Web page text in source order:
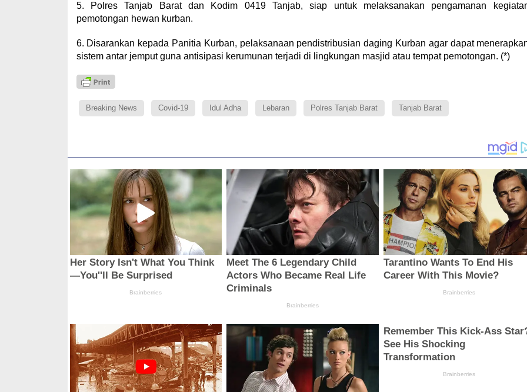
5. Polres Tanjab Barat dan Kodim 0419 Tanjab, siap untuk melaksanakan pengamanan
pemotongan hewan kurban.
6. Disarankan kepada Panitia Kurban, pelaksanaan pendistribusian daging Kurban agar dapat
sistem antar jemput guna antisipasi kerumunan terjadi di lingkungan masjid atau tempat pemotongan. (*)
Breaking News Covid-19 Idul Adha Lebaran Polres Tanjab Barat Tanjab Barat